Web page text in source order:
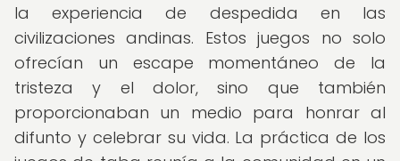
la experiencia de despedida en las
civilizaciones andinas. Estos juegos no solo
ofrecían un escape momentáneo de la
tristeza y el dolor, sino que también
proporcionaban un medio para honrar al
difunto y celebrar su vida. La práctica de los